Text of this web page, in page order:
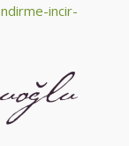
incir-